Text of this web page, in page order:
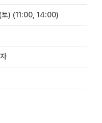
) (11:00, 14:00)